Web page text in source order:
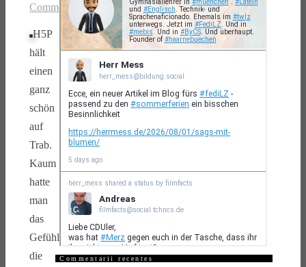
Comments
H5P
hält
einen
ganz
schön
auf
Trab.
Kaum
hatte
man
das
Gefühl,
die
Commentarii recentes